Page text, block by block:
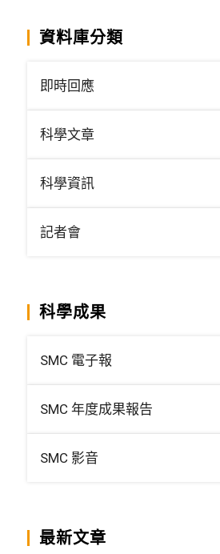
資料庫分類
即時回應
科學文章
科學資訊
記者會
科學成果
SMC 電子報
SMC 年度成果報告
SMC 影音
最新文章